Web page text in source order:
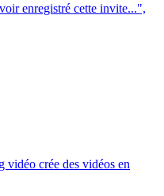
enregistré cette invite...",
crée des vidéos en